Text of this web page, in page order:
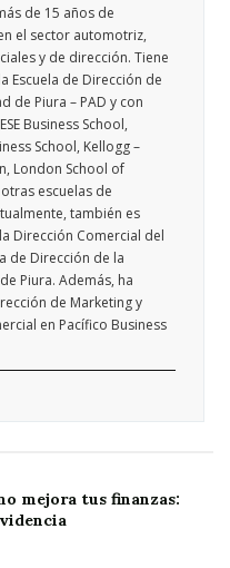
de 15 años de
el sector automotriz,
y de dirección. Tiene
Escuela de Dirección de
de Piura – PAD y con
Business School,
School, Kellogg –
London School of
escuelas de
también es
Dirección Comercial del
de Dirección de la
Piura. Además, ha
de Marketing y
en Pacífico Business
mejora tus finanzas: